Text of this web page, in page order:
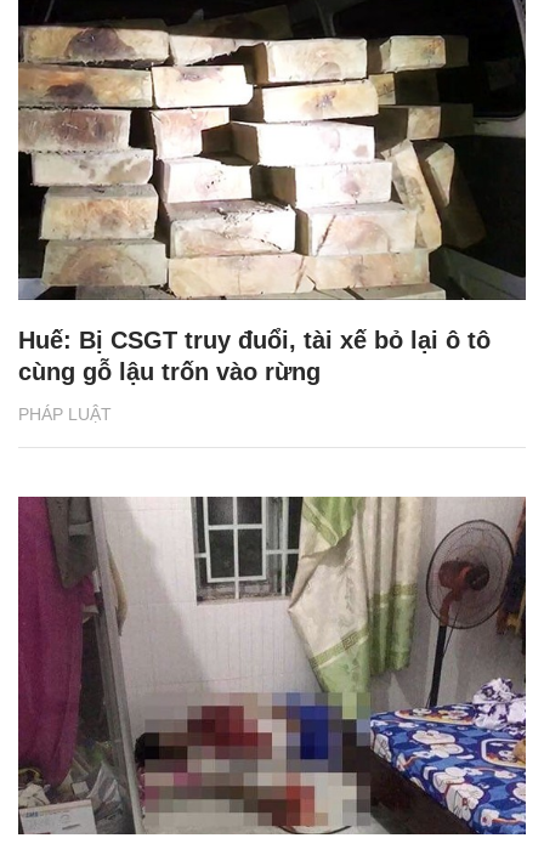
PHÁP LUẬT
Huế: Bị CSGT truy đuổi, tài xế bỏ lại ô tô
cùng gỗ lậu trốn vào rừng